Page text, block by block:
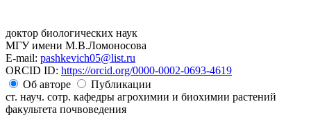
доктор биологических наук
МГУ имени М.В.Ломоносова
E-mail: pashkevich05@list.ru
ORCID ID: https://orcid.org/0000-0002-0693-4619
Об авторе
Публикации
ст. науч. сотр. кафедры агрохимии и биохимии растений
факультета почвоведения